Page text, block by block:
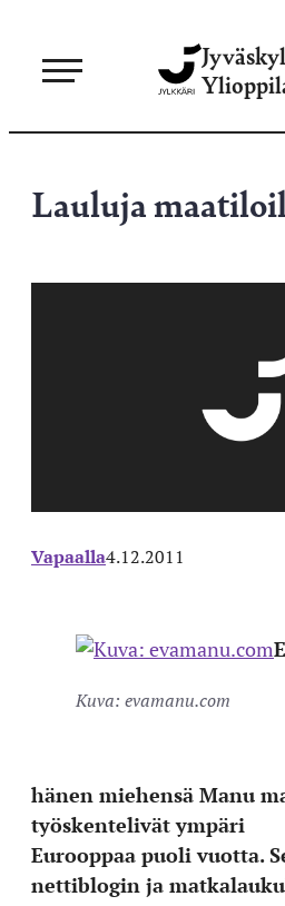
sisältöön
Lauluja
Vapaalla4.12.2011
Kuva: evamanu.com
hänen miehensä Manu
työskentelivät ympäri
Eurooppaa puoli vuotta.
nettiblogin ja